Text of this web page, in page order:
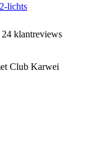
lichts
24 klantreviews
Club Karwei